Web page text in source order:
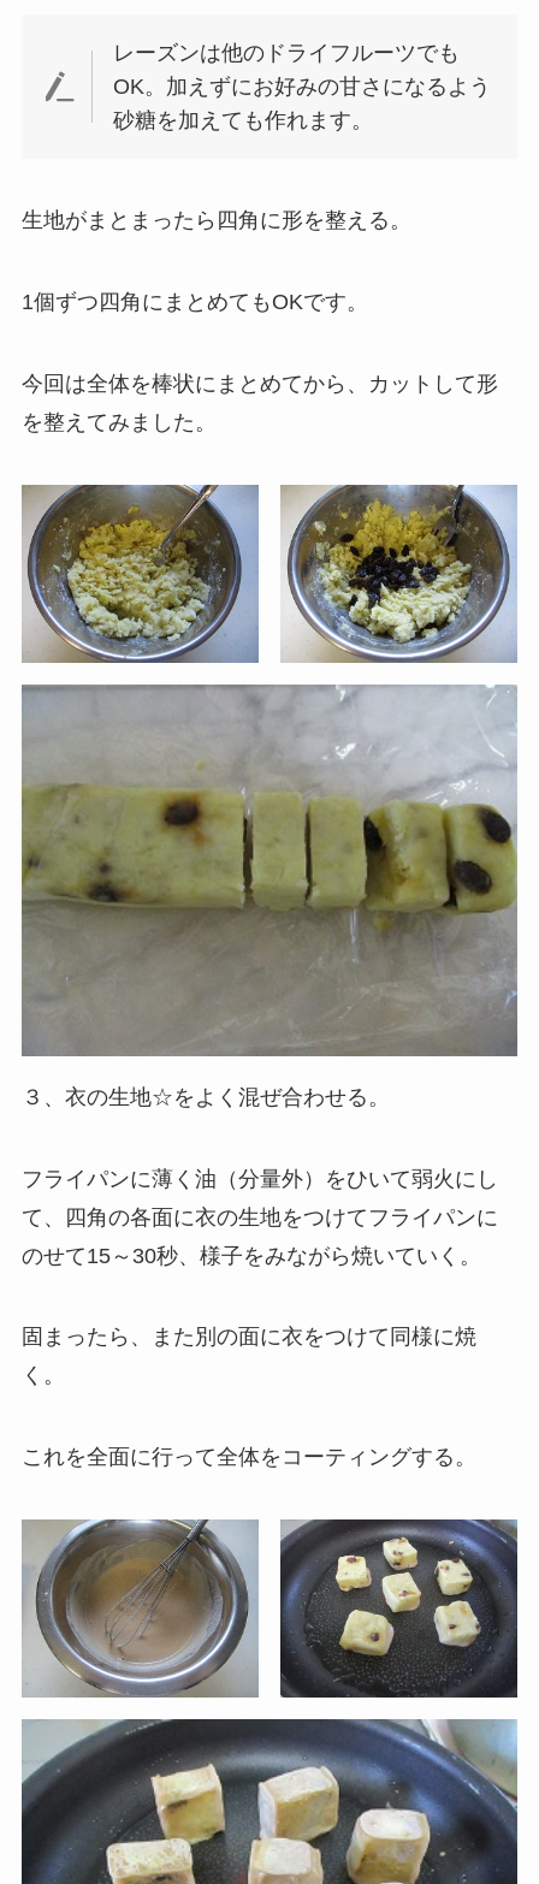
レーズンは他のドライフルーツでも
OK。加えずにお好みの甘さになるよう
砂糖を加えても作れます。
生地がまとまったら四角に形を整える。
1個ずつ四角にまとめてもOKです。
今回は全体を棒状にまとめてから、カットして形
を整えてみました。
３、衣の生地☆をよく混ぜ合わせる。
フライパンに薄く油（分量外）をひいて弱火にし
て、四角の各面に衣の生地をつけてフライパンに
のせて15～30秒、様子をみながら焼いていく。
固まったら、また別の面に衣をつけて同様に焼
く。
これを全面に行って全体をコーティングする。